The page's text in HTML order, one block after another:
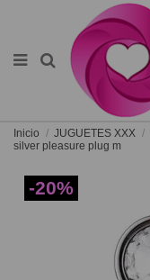
Inicio JUGUETES XXX
silver pleasure plug m
-20%